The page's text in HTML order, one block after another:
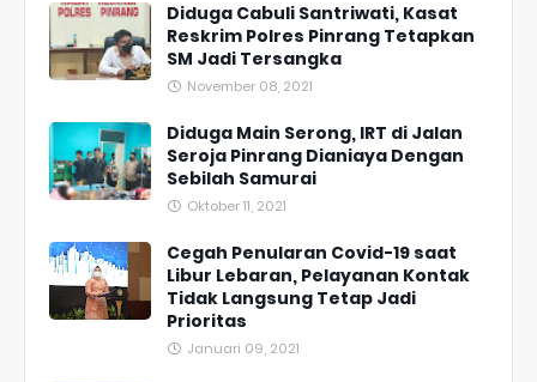
Diduga Cabuli Santriwati, Kasat
Reskrim Polres Pinrang Tetapkan
SM Jadi Tersangka
November 08, 2021
Diduga Main Serong, IRT di Jalan
Seroja Pinrang Dianiaya Dengan
Sebilah Samurai
Oktober 11, 2021
Cegah Penularan Covid-19 saat
Libur Lebaran, Pelayanan Kontak
Tidak Langsung Tetap Jadi
Prioritas
Januari 09, 2021